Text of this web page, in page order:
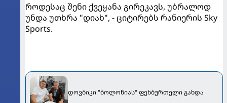
როდესაც შენი ქვეყანა გირეკავს, უბრალოდ
უნდა უთხრა "დიახ", - ციტირებს რანიერის Sky
Sports.
დოვბიკი "ბოლონიას" ფეხბურთელი გახდა